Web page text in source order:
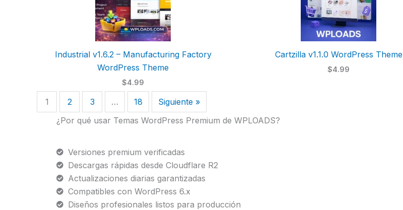
Industrial v1.6.2 – Manufacturing Factory
WordPress Theme
$4.99
Cartzilla v1.1.0 WordPress Theme
$4.99
1 2 3 … 18
Siguiente »
¿Por qué usar Temas WordPress Premium de WPLOADS?
Versiones premium verificadas
Descargas rápidas desde Cloudflare R2
Actualizaciones diarias garantizadas
Compatibles con WordPress 6.x
Diseños profesionales listos para producción